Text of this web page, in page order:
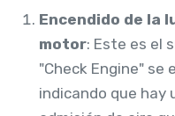
Encendido de la
motor: Este es el
"Check Engine" se
indicando que hay